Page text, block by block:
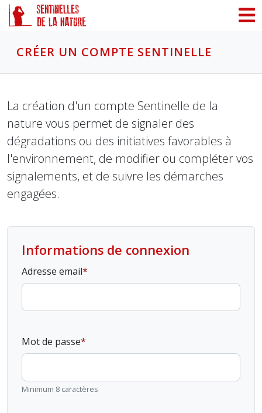
CRÉER UN COMPTE SENTINELLE
La création d'un compte Sentinelle de la
nature vous permet de signaler des
dégradations ou des initiatives favorables à
l'environnement, de modifier ou compléter vos
signalements, et de suivre les démarches
engagées.
Informations de connexion
Adresse email
Mot de passe
Minimum 8 caractères
Panneau de gestion des cookies